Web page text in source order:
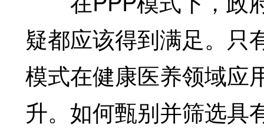
疑都应该得到满足。只
模式在健康医养领域应
升。如何甄别并筛选具